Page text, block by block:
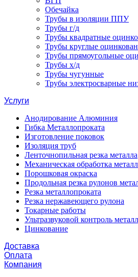
Обечайка
Трубы в изоляции ППУ
Трубы г/д
Трубы квадратные
Трубы круглые
Трубы прямоугольные
Трубы х/д
Трубы чугунные
Трубы электросварные
Услуги
Анодирование Алюминия
Гибка Металлопроката
Изготовление поковок
Изоляция труб
Ленточнопильная резка металла
Механическая обработка
Порошковая окраска
Продольная резка рулонов
Резка металлопроката
Резка нержавеющего рулона
Токарные работы
Ультразвуковой контроль
Цинкование
Доставка
Оплата
Компания